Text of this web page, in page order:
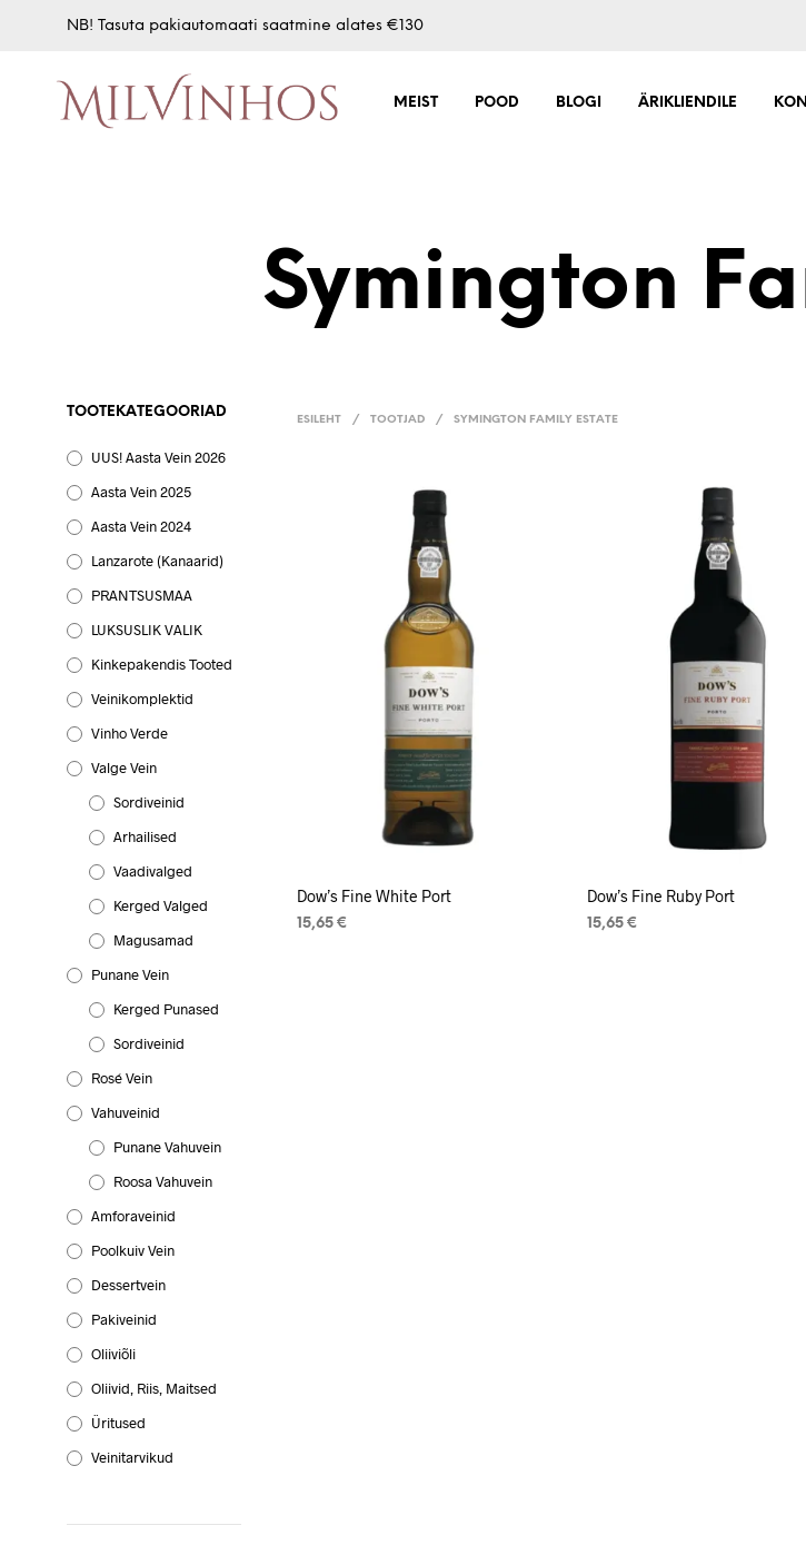
NB! Tasuta pakiautomaati saatmine alates €130
MEIST POOD BLOGI ÄRIKLIENDILE
Symington
TOOTEKATEGOORIAD
UUS! Aasta Vein 2026
Aasta Vein 2025
Aasta Vein 2024
Lanzarote (Kanaarid)
PRANTSUSMAA
LUKSUSLIK VALIK
Kinkepakendis Tooted
Veinikomplektid
Vinho Verde
Valge Vein
Sordiveinid
Arhailised
Vaadivalged
Kerged Valged
Magusamad
Punane Vein
Kerged Punased
Sordiveinid
Rosé Vein
Vahuveinid
Punane Vahuvein
Roosa Vahuvein
Amforaveinid
Poolkuiv Vein
Dessertvein
Pakiveinid
Oliiviõli
Oliivid, Riis, Maitsed
Üritused
Veinitarvikud
ESILEHT / TOOTJAD / SYMINGTON FAMILY ESTATE
Dow’s Fine White Port
15,65€
Dow’s Fine Ruby Port
15,65 €